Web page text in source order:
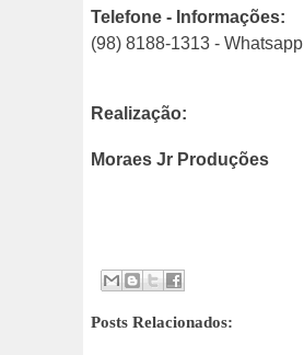
Telefone - Informações:
(98) 8188-1313 - Whatsapp
Realização:
Moraes Jr Produções
Posts Relacionados: